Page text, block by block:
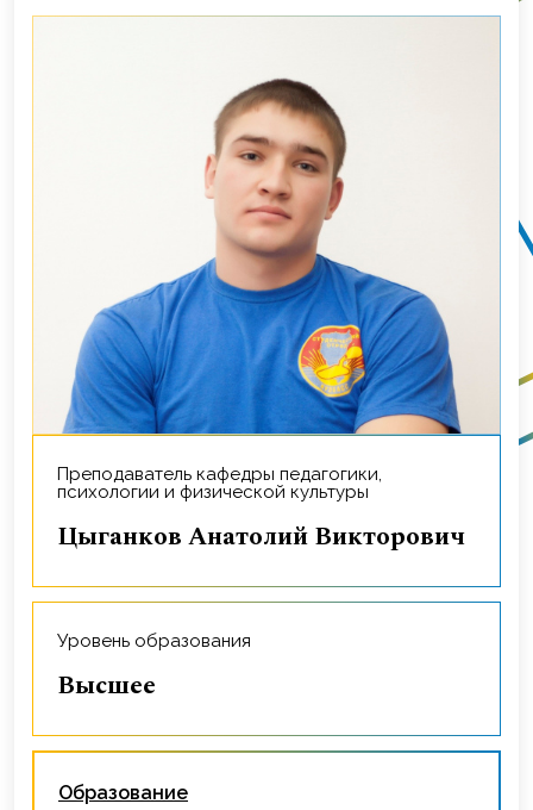
Преподаватель кафедры педагогики,
психологии и физической культуры
Цыганков Анатолий Викторович
Уровень образования
Высшее
Образование